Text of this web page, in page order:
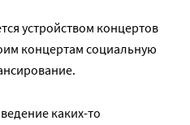
устройством концертов
концертам социальную
каких-то